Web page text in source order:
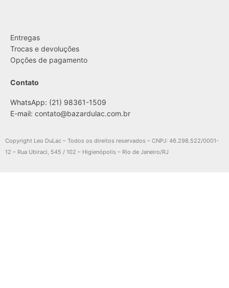
Entregas
Trocas e devoluções
Opções de pagamento
Contato
WhatsApp: (21) 98361-1509
E-mail: contato@bazardulac.com.br
Copyright Leo DuLac – Todos os direitos reservados – CNPJ: 46.298.522/0001-
12 – Rua Ubiraci, 545 / 102 – Higienópolis – Rio de Janeiro/RJ